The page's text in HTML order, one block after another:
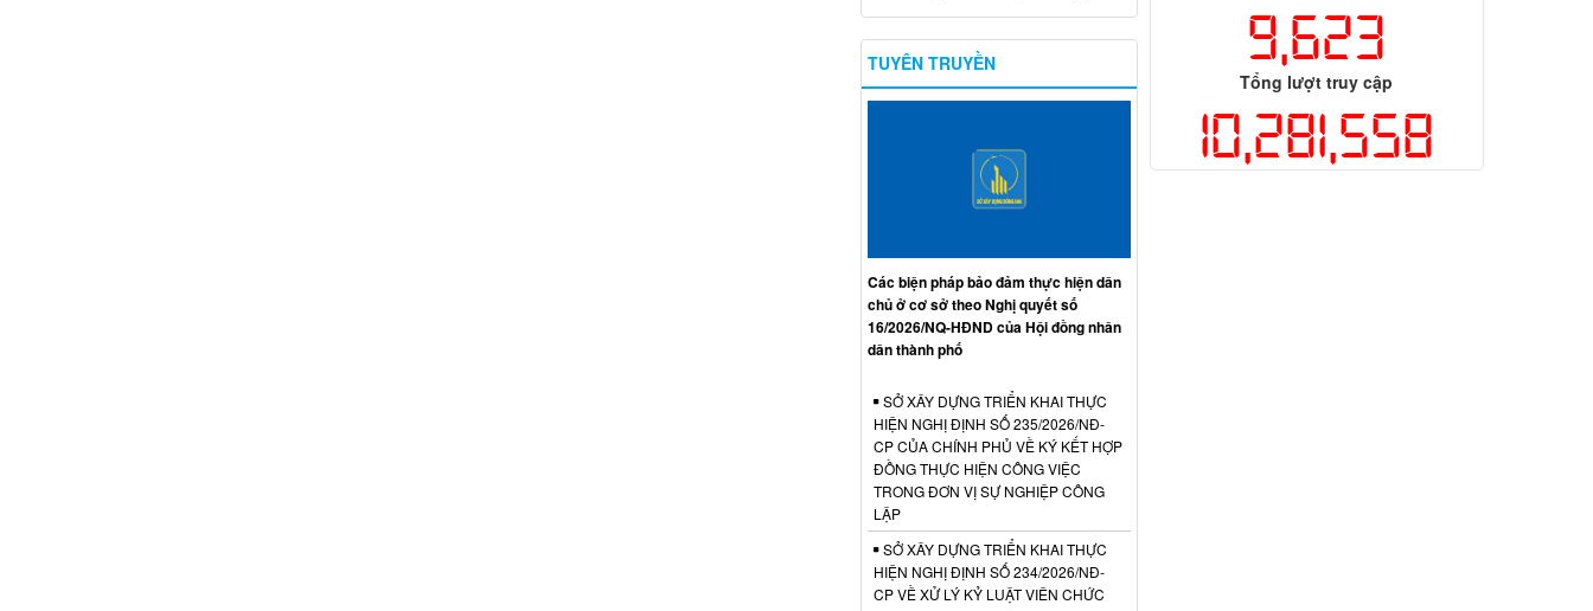
9,623
Tổng lượt truy cập
10,281,558
TUYÊN TRUYỀN
Các biện pháp bảo đảm thực hiện dân
chủ ở cơ sở theo Nghị quyết số
16/2026/NQ-HĐND của Hội đồng nhân
dân thành phố
SỞ XÂY DỰNG TRIỂN KHAI THỰC
HIỆN NGHỊ ĐỊNH SỐ 235/2026/NĐ-
CP CỦA CHÍNH PHỦ VỀ KÝ KẾT HỢP
ĐỒNG THỰC HIỆN CÔNG VIỆC
TRONG ĐƠN VỊ SỰ NGHIỆP CÔNG
LẬP
SỞ XÂY DỰNG TRIỂN KHAI THỰC
HIỆN NGHỊ ĐỊNH SỐ 234/2026/NĐ-
CP VỀ XỬ LÝ KỶ LUẬT VIÊN CHỨC